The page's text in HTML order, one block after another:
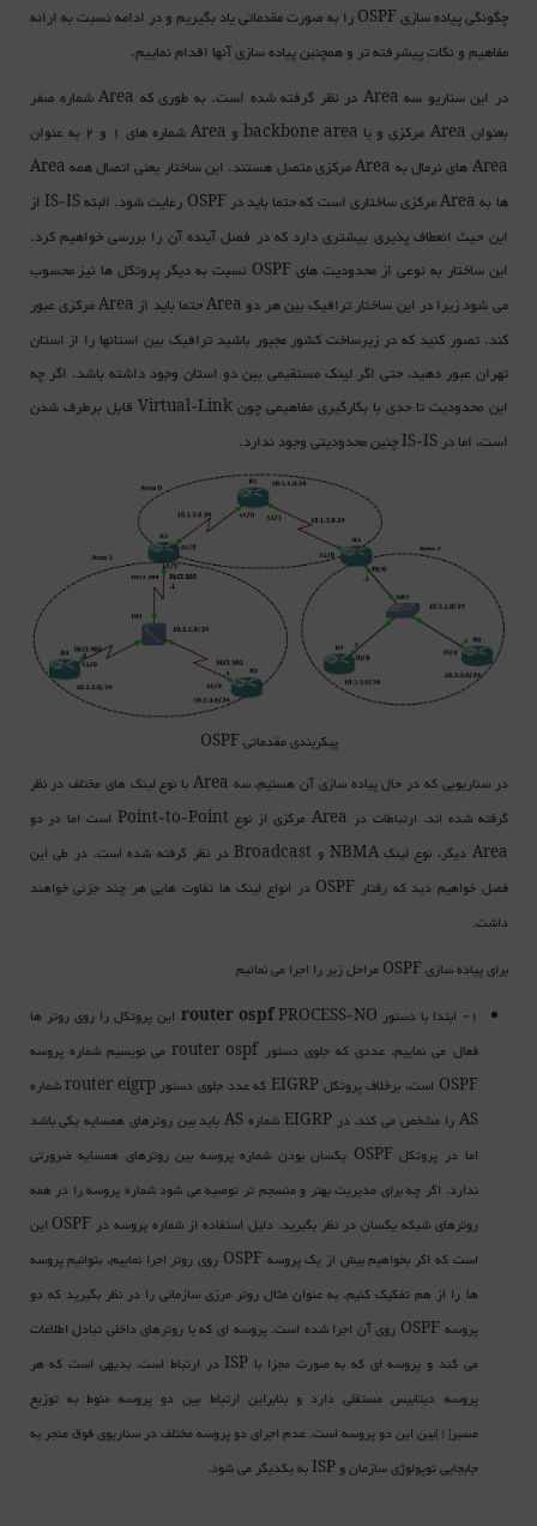
چگونگی پیاده سازی
را به صورت مقدماتی یاد بگیریم و در ادامه نسبت به ارائه
مفاهیم و نکات پیشرفته تر و همچنین پیاده سازی آنها اقدام نماییم.
در این سناریو سه Area در نظر گرفته شده است. به طوری که
شماره صفر
بعنوان Area مرکزی و یا و شماره های 1 و 2 به عنوان
Areaهای نرمال به Areaمرکزی متصل هستند. این ساختار یعنی اتصال همهArea
ها بهAreaمرکزی ساختاری است که حتما باید درOSPF رعایت شود. البتهIS-IS از
این حیث انعطاف پذیری بیشتری دارد که در فصل آینده آن را بررسی خواهیم کرد.
این ساختار به نوعی از محدودیت های OSPF نسبت به دیگر پروتکل ها نیز محسوب
می شود زیرا در این ساختار ترافیک بین هر دو Areaحتما باید ازAreaمرکزی عبور
کند. تصور کنید که در زیرساخت کشور مجبور باشید ترافیک بین استانها را از استان
تهران عبور دهید، حتی اگر لینک مستقیمی بین دو استان وجود داشته باشد. اگر چه
این محدودیت تا حدی با بکارگیری مفاهیمی چونVirtual-Link قابل برطرف شدن
است، اما درIS-ISچنین محدودیتی وجود ندارد.
پیکربندی مقدماتی OSPF
در سناریویی که در حال پیاده سازی آن هستیم، سه Area با نوع لینک های مختلف در نظر
گرفته شده اند. ارتباطات در Area مرکزی از نوع Point-to-Point است اما در دو
Area دیگر، نوع لینک NBMA و Broadcast در نظر گرفته شده است. در طی این
فصل خواهیم دید که رفتار OSPF در انواع لینک ها تفاوت هایی هر چند جزئی خواهند
داشت.
برای پیاده سازی OSPF مراحل زیر را اجرا می نمائیم
1- ابتدا با دستور
router ospf PROCESS-NO این پروتکل را روی روتر ها
فعال می نماییم. عددی که جلوی دستور router ospf می نویسیم شماره پروسه
OSPF است، برخلاف پروتکل EIGRP که عدد جلوی دستور router eigrp شماره
AS را مشخص می کند. در EIGRP شماره AS باید بین روترهای همسایه یکی باشد
اما در پروتکل OSPF یکسان بودن شماره پروسه بین روترهای همسایه ضرورتی
ندارد. اگر چه برای مدیریت بهتر و منسجم تر توصیه می شود شماره پروسه را در همه
روترهای شبکه یکسان در نظر بگیرید. دلیل استفاده از شماره پروسه در OSPF این
است که اگر بخواهیم بیش از یک پروسه OSPF روی روتر اجرا نماییم، بتوانیم پروسه
ها را از هم تفکیک کنیم. به عنوان مثال روتر مرزی سازمانی را در نظر بگیرید که دو
پروسه OSPF روی آن اجرا شده است. پروسه ای که با روترهای داخلی تبادل اطلاعات
می کند و پروسه ای که به صورت مجزا با ISP در ارتباط است. بدیهی است که هر
پروسه دیتابیس مستقلی دارد و بنابراین ارتباط بین دو پروسه منوط به توزیع
مسیر[1] بین این دو پروسه است. عدم اجرای دو پروسه مختلف در سناریوی فوق منجر به
جابجایی توپولوژی سازمان و ISP به یکدیگر می شود.